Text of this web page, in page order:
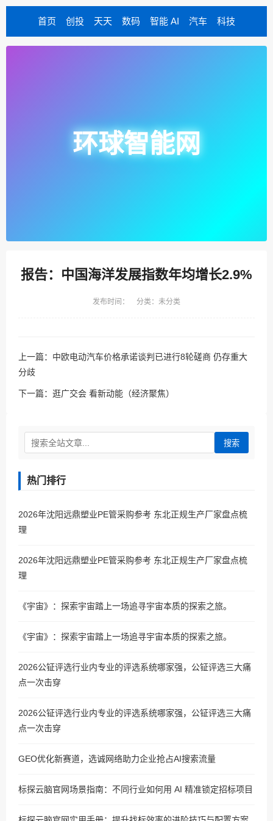
首页 创投 天天 数码 智能 AI 汽车 科技
环球智能网
报告：中国海洋发展指数年均增长2.9%
发布时间： 分类：未分类
上一篇： 中欧电动汽车价格承诺谈判已进行8轮磋商 仍存重大
分歧
下一篇： 逛广交会 看新动能（经济聚焦）
搜索
热门排行
2026年沈阳远鼎塑业PE管采购参考 东北正规生产厂家盘点梳
理
2026年沈阳远鼎塑业PE管采购参考 东北正规生产厂家盘点梳
理
《宇宙》：探索宇宙踏上一场追寻宇宙本质的探索之旅。
《宇宙》：探索宇宙踏上一场追寻宇宙本质的探索之旅。
2026公钲评选行业内专业的评选系统哪家强，公钲评选三大痛
点一次击穿
2026公钲评选行业内专业的评选系统哪家强，公钲评选三大痛
点一次击穿
GEO优化新赛道，选诚网络助力企业抢占AI搜索流量
标探云脑官网场景指南：不同行业如何用 AI 精准锁定招标项目